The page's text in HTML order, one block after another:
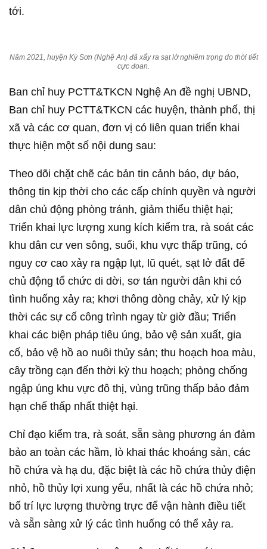
tới.
Năm 2021, huyện Kỳ Sơn (Nghệ An) đã xẩy ra sạt lở nghiêm trọng do thời tiết
cực đoan.
Ban chỉ huy PCTT&TKCN Nghệ An đề nghị UBND,
Ban chỉ huy PCTT&TKCN các huyện, thành phố, thị
xã và các cơ quan, đơn vị có liên quan triển khai
thực hiện một số nội dung sau:
Theo dõi chặt chẽ các bản tin cảnh báo, dự báo,
thông tin kịp thời cho các cấp chính quyền và người
dân chủ động phòng tránh, giảm thiểu thiệt hại;
Triển khai lực lượng xung kích kiểm tra, rà soát các
khu dân cư ven sông, suối, khu vực thấp trũng, có
nguy cơ cao xảy ra ngập lụt, lũ quét, sạt lở đất để
chủ động tổ chức di dời, sơ tán người dân khi có
tình huống xảy ra; khơi thông dòng chảy, xử lý kịp
thời các sự cố công trình ngay từ giờ đầu; Triển
khai các biện pháp tiêu úng, bảo vệ sản xuất, gia
cố, bảo vệ hồ ao nuôi thủy sản; thu hoạch hoa màu,
cây trồng cạn đến thời kỳ thu hoạch; phòng chống
ngập úng khu vực đô thị, vùng trũng thấp bảo đảm
hạn chế thấp nhất thiệt hại.
Chỉ đạo kiểm tra, rà soát, sẵn sàng phương án đảm
bảo an toàn các hầm, lò khai thác khoáng sản, các
hồ chứa và hạ du, đặc biệt là các hồ chứa thủy điện
nhỏ, hồ thủy lợi xung yếu, nhất là các hồ chứa nhỏ;
bố trí lực lượng thường trực để vận hành điều tiết
và sẵn sàng xử lý các tình huống có thể xảy ra.